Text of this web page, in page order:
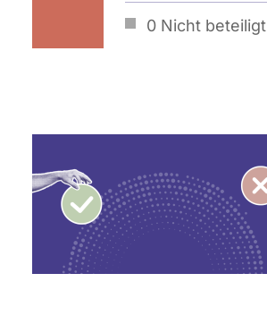
0 Nicht beteiligt